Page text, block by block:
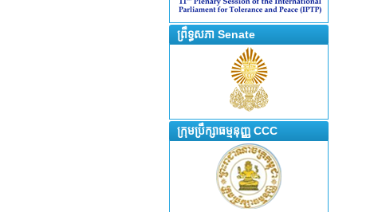
ព្រឹទ្ធសភា Senate
ក្រុមប្រឹក្សាធម្មនុញ្ញ CCC